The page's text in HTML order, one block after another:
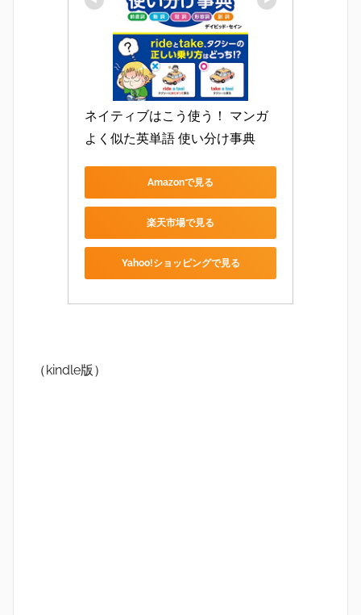
ネイティブはこう使う！ マンガ
よく似た英単語 使い分け事典
Amazonで見る
楽天市場で見る
Yahoo!ショッピングで見る
（kindle版）